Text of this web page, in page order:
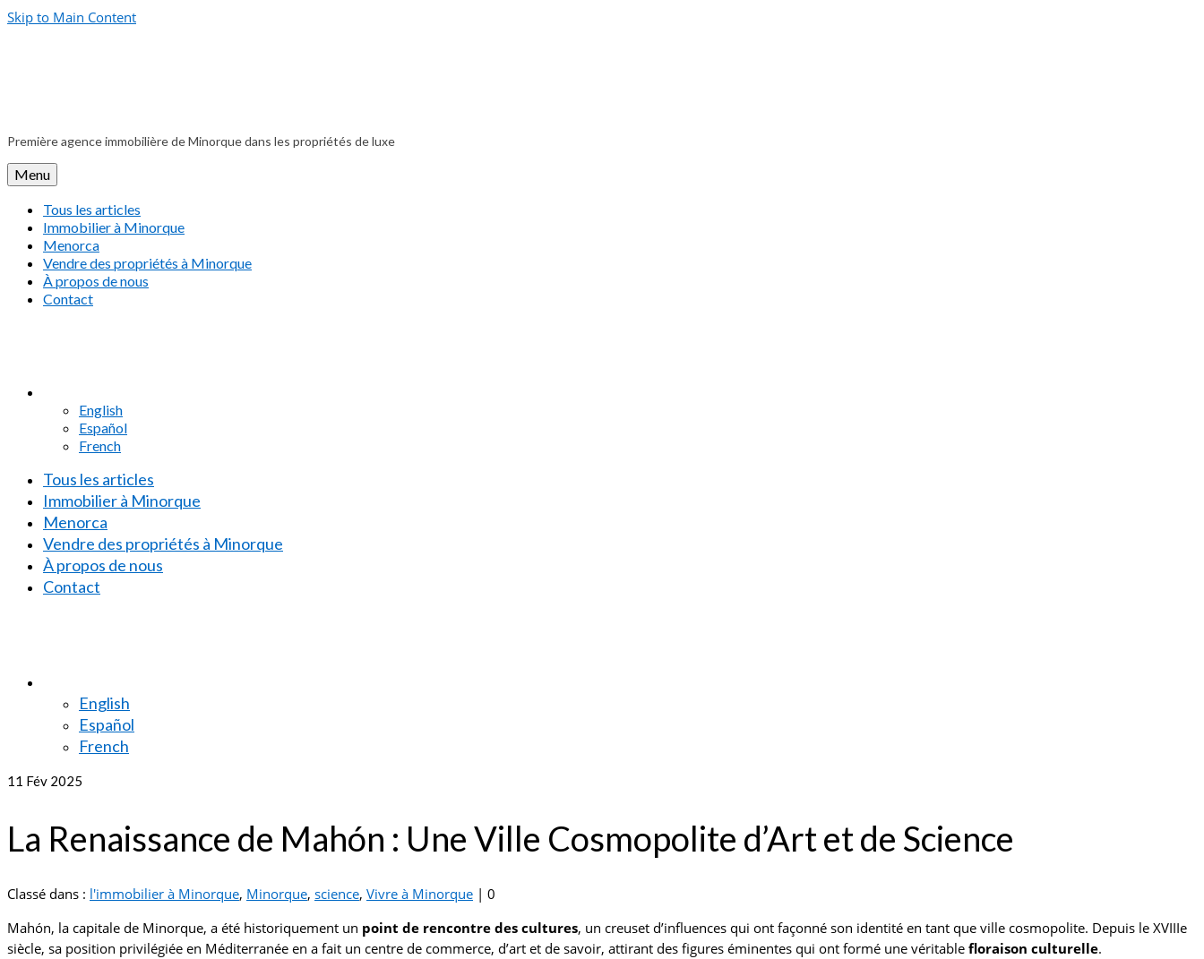
Skip to Main Content
Première agence immobilière de Minorque dans les propriétés de luxe
Menu
Tous les articles
Immobilier à Minorque
Menorca
Vendre des propriétés à Minorque
À propos de nous
Contact
English
Español
French
Tous les articles
Immobilier à Minorque
Menorca
Vendre des propriétés à Minorque
À propos de nous
Contact
English
Español
French
11 Fév 2025
La Renaissance de Mahón : Une Ville Cosmopolite d’Art et de Science
Classé dans : l'immobilier à Minorque, Minorque, science, Vivre à Minorque | 0
Mahón, la capitale de Minorque, a été historiquement un point de rencontre des cultures, un creuset d’influences qui ont façonné son identité en tant que ville cosmopolite. Depuis le XVIIIe
siècle, sa position privilégiée en Méditerranée en a fait un centre de commerce, d’art et de savoir, attirant des figures éminentes qui ont formé une véritable floraison culturelle.